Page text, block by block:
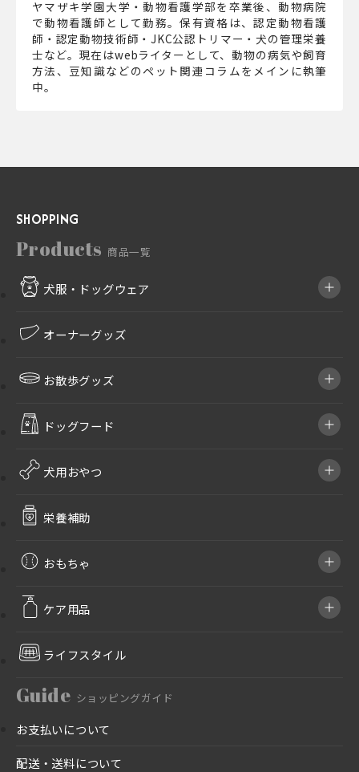
ヤマザキ学園大学・動物看護学部を卒業後、動物病院
で動物看護師として勤務。保有資格は、認定動物看護
師・認定動物技術師・JKC公認トリマー・犬の管理栄養
士など。現在はwebライターとして、動物の病気や飼育
方法、豆知識などのペット関連コラムをメインに執筆
中。
SHOPPING
Products 商品一覧
犬服・ドッグウェア
オーナーグッズ
お散歩グッズ
ドッグフード
犬用おやつ
栄養補助
おもちゃ
ケア用品
ライフスタイル
Guide ショッピングガイド
お支払いについて
配送・送料について